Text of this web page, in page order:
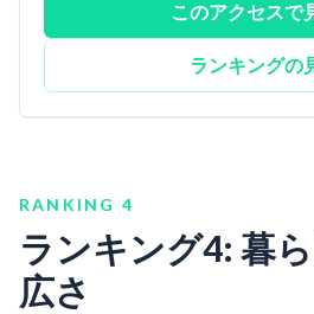
このアクセスで
ランキングの
RANKING 4
ランキング4: 暮
広さ